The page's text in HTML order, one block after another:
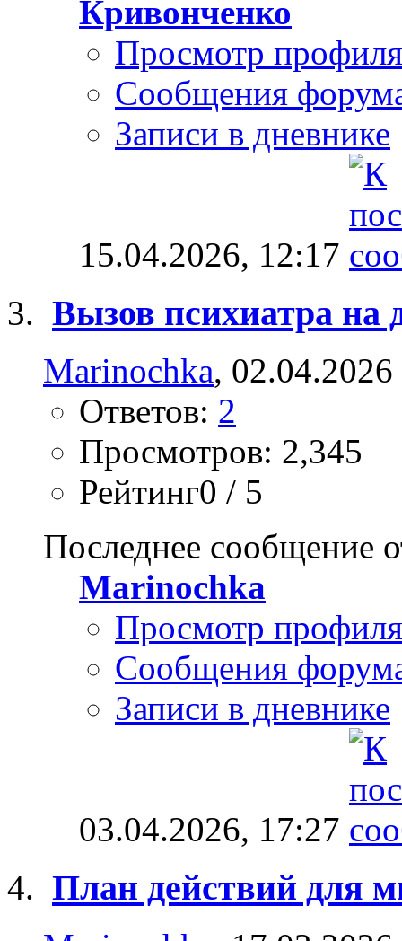
Кривонченко
Просмотр профиля
Сообщения
Записи в дневнике
15.04.2026, 12:17
Вызов психиатра на
Marinochka,
Ответов: 2
Просмотров: 2,345
Рейтинг0 / 5
Последнее сообщение
Marinochka
Просмотр профиля
Сообщения
Записи в дневнике
03.04.2026, 17:27
План действий для